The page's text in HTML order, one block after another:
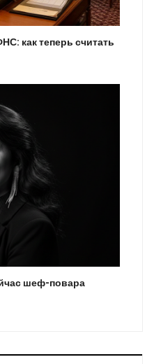
как теперь считать
шеф-повара